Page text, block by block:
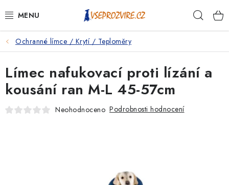
na
PSI
KOČKY
KONĚ
Ochranné límce / Krytí / Teploměry
Límec nafukovací proti lízání a
kousání ran M-L 45-57cm
Neohodnoceno Podrobnosti hodnocení